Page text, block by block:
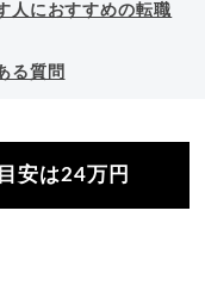
人におすすめの転職
る質問
安は24万円